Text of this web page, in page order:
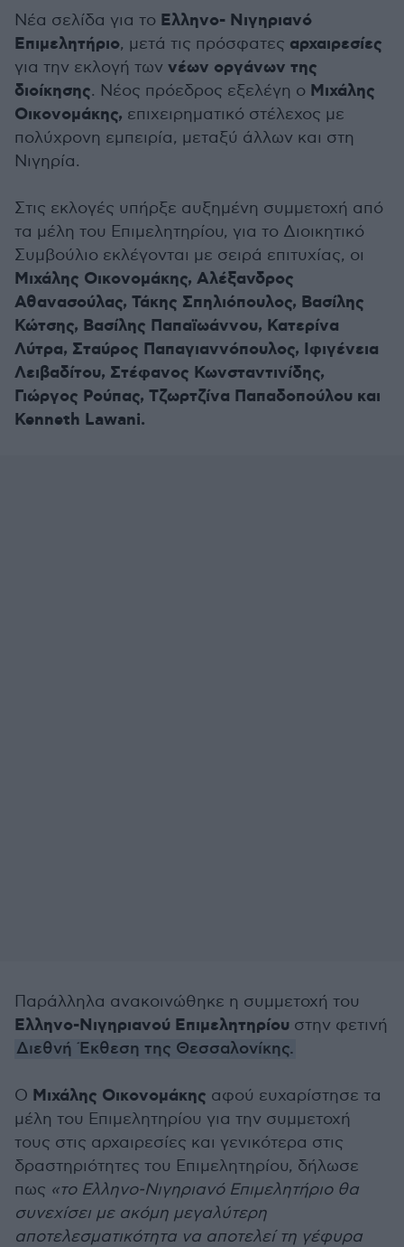
Νέα σελίδα για το Ελληνο- Νιγηριανό
Επιμελητήριο, μετά τις πρόσφατες αρχαιρεσίες
για την εκλογή των νέων οργάνων της
διοίκησης. Νέος πρόεδρος εξελέγη ο Μιχάλης
Οικονομάκης, επιχειρηματικό στέλεχος με
πολύχρονη εμπειρία, μεταξύ άλλων και στη
Νιγηρία.
Στις εκλογές υπήρξε αυξημένη συμμετοχή από
τα μέλη του Επιμελητηρίου, για το Διοικητικό
Συμβούλιο εκλέγονται με σειρά επιτυχίας, οι
Μιχάλης Οικονομάκης, Αλέξανδρος
Αθανασούλας, Τάκης Σπηλιόπουλος, Βασίλης
Κώτσης, Βασίλης Παπαϊωάννου, Κατερίνα
Λύτρα, Σταύρος Παπαγιαννόπουλος, Ιφιγένεια
Λειβαδίτου, Στέφανος Κωνσταντινίδης,
Γιώργος Ρούπας, Τζωρτζίνα Παπαδοπούλου και
Kenneth Lawani.
Παράλληλα ανακοινώθηκε η συμμετοχή του
Ελληνο-Νιγηριανού Επιμελητηρίου στην φετινή
Διεθνή Έκθεση της Θεσσαλονίκης.
Ο Μιχάλης Οικονομάκης αφού ευχαρίστησε τα
μέλη του Επιμελητηρίου για την συμμετοχή
τους στις αρχαιρεσίες και γενικότερα στις
δραστηριότητες του Επιμελητηρίου, δήλωσε
πως «το Ελληνο-Νιγηριανό Επιμελητήριο θα
συνεχίσει με ακόμη μεγαλύτερη
αποτελεσματικότητα να αποτελεί τη γέφυρα